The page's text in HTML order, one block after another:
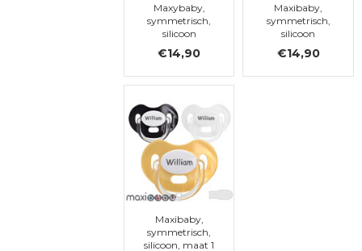
Maxybaby,
symmetrisch,
silicoon
€14,90
Maxibaby,
symmetrisch,
silicoon
€14,90
Maxibaby,
symmetrisch,
silicoon, maat 1